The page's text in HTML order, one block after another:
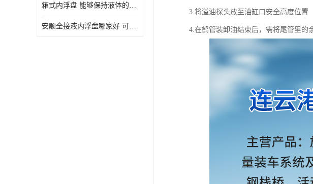
箱式内浮盘 能够保持液体的密闭状态 适用于多种液体储存和运输
安顺全接液内浮盘哪家好 可以自动上下浮动 密封性能好
3.将溢油探头放至油缸口安全高度位置
4.在鹤管装卸油结束后，需将尾管里的